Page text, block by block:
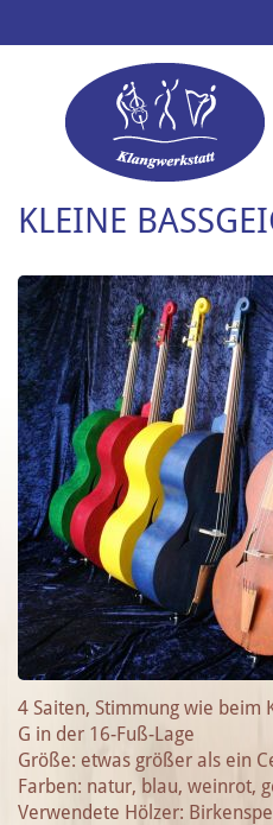
KLEINE
4 Saiten, Stimmung wie beim
G in der 16-Fuß-Lage
Größe: etwas größer als ein
Farben: natur, blau, weinrot,
Verwendete Hölzer: